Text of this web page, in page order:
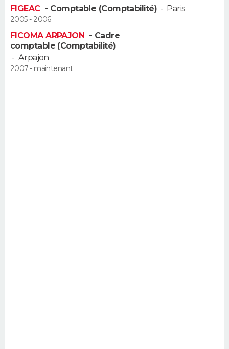
FIGEAC - Comptable (Comptabilité)- Paris
2005 - 2006
FICOMA ARPAJON - Cadre
comptable (Comptabilité)
- Arpajon
2007 - maintenant